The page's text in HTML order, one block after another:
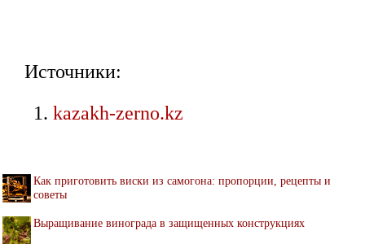
Источники:
kazakh-zerno.kz
Как приготовить виски из самогона: пропорции, рецепты и
советы
Выращивание винограда в защищенных конструкциях